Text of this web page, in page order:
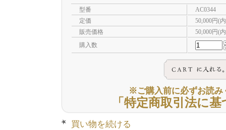
型番
AC0344
定価
50,000円(
販売価格
50,000円(
購入数
※ご購入前に必ずお読み
「特定商取引法に
買い物を続ける